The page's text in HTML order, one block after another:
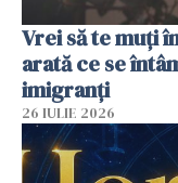
Vrei să te muți
arată ce se
imigranți
26 IULIE 2026